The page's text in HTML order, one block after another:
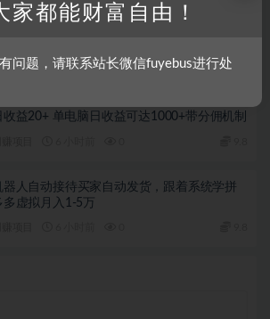
史人物，诗人一生Vlog教学， AI制作丨伙伴
赚项目 6 小时前 0
收益20+ 单电脑日收益可达1000+带分佣机制
器人自动接待买家自动发货，跟着系统学拼
多虚拟月入1-5万
家都能财富自由！
问题，请联系站长微信fuyebus进行处